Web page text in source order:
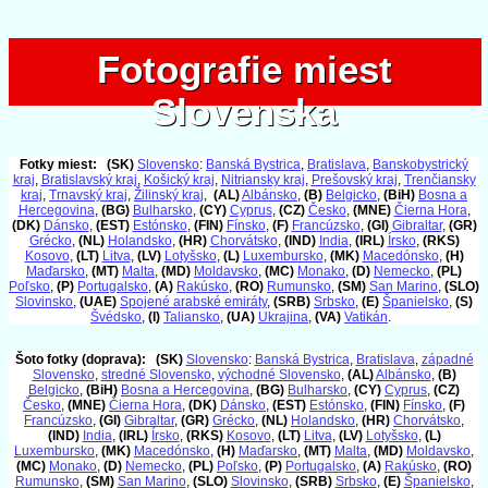
Fotografie miest
Slovenska
Fotografie miest
Slovenska
Fotky miest: (SK) Slovensko: Banská Bystrica, Bratislava, Banskobystrický
kraj, Bratislavský kraj, Košický kraj, Nitriansky kraj, Prešovský kraj, Trenčiansky
kraj, Trnavský kraj, Žilinský kraj, (AL)Albánsko, (B) Belgicko, (BiH) Bosna a
Hercegovina, (BG) Bulharsko, (CY) Cyprus, (CZ) Česko, (MNE) Čierna Hora,
(DK) Dánsko, (EST) Estónsko, (FIN) Fínsko, (F) Francúzsko, (GI) Gibraltar, (GR)
Grécko, (NL) Holandsko, (HR) Chorvátsko, (IND) India, (IRL) Írsko, (RKS)
Kosovo, (LT) Litva, (LV) Lotyšsko, (L) Luxembursko, (MK) Macedónsko, (H)
Maďarsko, (MT) Malta, (MD) Moldavsko, (MC) Monako, (D) Nemecko, (PL)
Poľsko, (P) Portugalsko, (A) Rakúsko, (RO) Rumunsko, (SM) San Marino, (SLO)
Slovinsko, (UAE) Spojené arabské emiráty, (SRB) Srbsko, (E) Španielsko, (S)
Švédsko, (I) Taliansko, (UA) Ukrajina, (VA) Vatikán.
Šoto fotky (doprava): (SK) Slovensko: Banská Bystrica, Bratislava, západné
Slovensko, stredné Slovensko, východné Slovensko, (AL)Albánsko, (B)
Belgicko, (BiH) Bosna a Hercegovina, (BG) Bulharsko, (CY) Cyprus, (CZ)
Česko, (MNE) Čierna Hora, (DK) Dánsko, (EST) Estónsko, (FIN) Fínsko, (F)
Francúzsko, (GI) Gibraltar, (GR) Grécko, (NL) Holandsko, (HR) Chorvátsko,
(IND) India, (IRL) Írsko, (RKS) Kosovo, (LT) Litva, (LV) Lotyšsko, (L)
Luxembursko, (MK) Macedónsko, (H) Maďarsko, (MT) Malta, (MD) Moldavsko,
(MC) Monako, (D) Nemecko, (PL) Poľsko, (P) Portugalsko, (A) Rakúsko, (RO)
Rumunsko, (SM) San Marino, (SLO) Slovinsko, (SRB) Srbsko, (E) Španielsko,